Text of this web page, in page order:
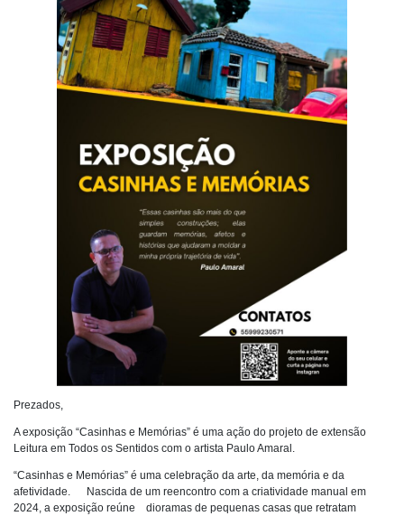
Prezados,
A exposição “Casinhas e Memórias” é uma ação do projeto de extensão
Leitura em Todos os Sentidos com o artista Paulo Amaral.
“Casinhas e Memórias” é uma celebração da arte, da memória e da
afetividade. Nascida de um reencontro com a criatividade manual em
2024, a exposição reúne dioramas de pequenas casas que retratam